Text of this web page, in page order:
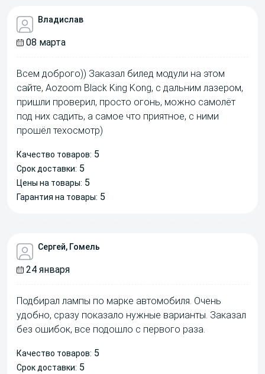
Владислав
08 марта
Всем доброго)) Заказал билед модули на этом
сайте, Aozoom Black King Kong, с дальним лазером,
пришли проверил, просто огонь, можно самолёт
под них садить, а самое что приятное, с ними
прошёл техосмотр)
Качество товаров: 5
Срок доставки: 5
Цены на товары: 5
Гарантия на товары: 5
Сергей, Гомель
24 января
Подбирал лампы по марке автомобиля. Очень
удобно, сразу показало нужные варианты. Заказал
без ошибок, все подошло с первого раза.
Качество товаров: 5
Срок доставки: 5